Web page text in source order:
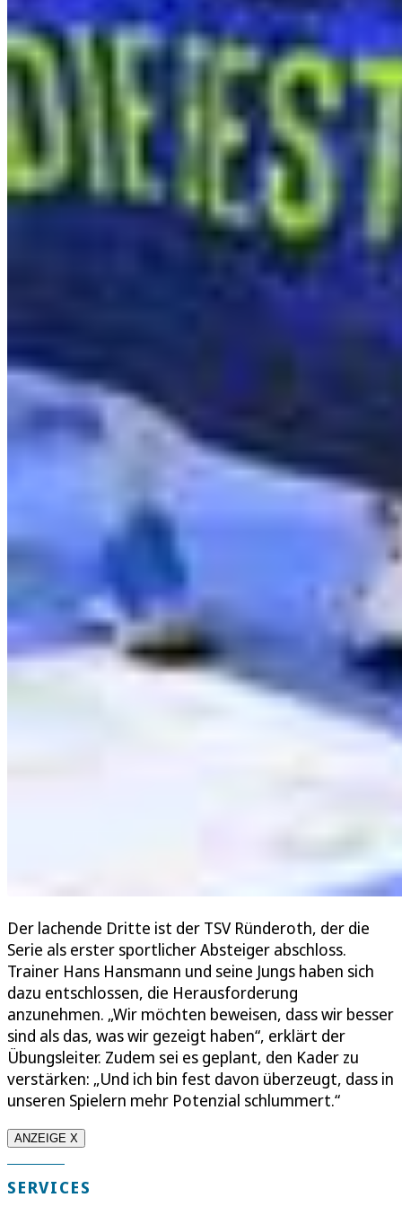
Der lachende Dritte ist der TSV Ründeroth, der die
Serie als erster sportlicher Absteiger abschloss.
Trainer Hans Hansmann und seine Jungs haben sich
dazu entschlossen, die Herausforderung
anzunehmen. „Wir möchten beweisen, dass wir besser
sind als das, was wir gezeigt haben“, erklärt der
Übungsleiter. Zudem sei es geplant, den Kader zu
verstärken: „Und ich bin fest davon überzeugt, dass in
unseren Spielern mehr Potenzial schlummert.“
ANZEIGE X
SERVICES